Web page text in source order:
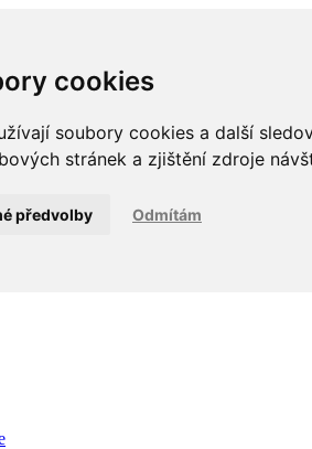
cookies
soubory cookies a další
stránek a zjištění zdroje
Odmítám
předvolby